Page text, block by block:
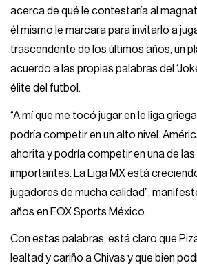
acerca de qué le contestaría al
él mismo le marcara para invitarlo a
trascendente de los últimos años, un
acuerdo a las propias palabras del
élite del futbol.
“A mí que me tocó jugar en le liga
podría competir en un alto nivel.
ahorita y podría competir en una de las
importantes. La Liga MX está
jugadores de mucha calidad”,
años en FOX Sports México.
Con estas palabras, está claro que
lealtad y cariño a Chivas y que bien